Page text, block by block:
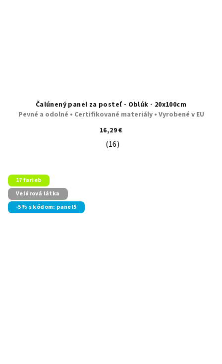
Čalúnený panel za posteľ - Oblúk - 20x100cm
Pevné a odolné • Certifikované materiály • Vyrobené v EU
16,29 €
Priemerné hodnotenie produktu
(16)
17 farieb
Velúrová látka
-5% s kódom: panel5